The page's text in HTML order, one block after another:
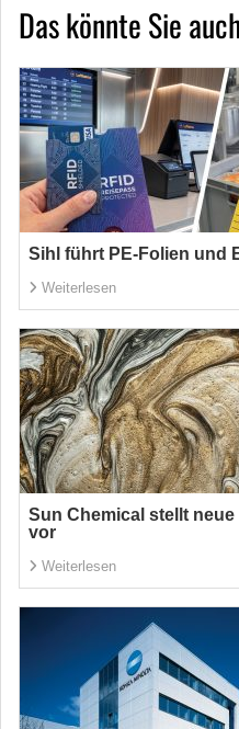
Das könnte Sie
Sihl führt PE-Folien und
Weiterlesen
Sun Chemical stellt
vor
Weiterlesen